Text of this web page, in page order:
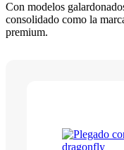
Con modelos
consolidado como la
premium.